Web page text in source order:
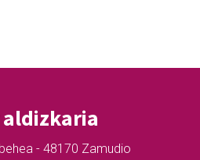
- 48170 Zamudio